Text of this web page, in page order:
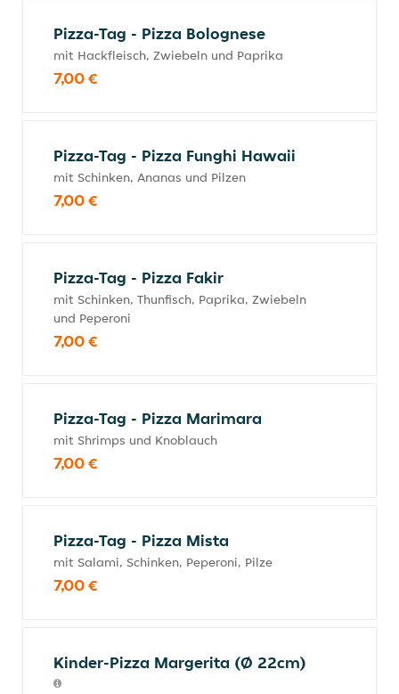
Pizza-Tag - Pizza Bolognese
mit Hackfleisch, Zwiebeln und Paprika
7,00 €
Pizza-Tag - Pizza Funghi Hawaii
mit Schinken, Ananas und Pilzen
7,00 €
Pizza-Tag - Pizza Fakir
mit Schinken, Thunfisch, Paprika, Zwiebeln
und Peperoni
7,00 €
Pizza-Tag - Pizza Marimara
mit Shrimps und Knoblauch
7,00 €
Pizza-Tag - Pizza Mista
mit Salami, Schinken, Peperoni, Pilze
7,00 €
Kinder-Pizza Margerita (Ø 22cm)